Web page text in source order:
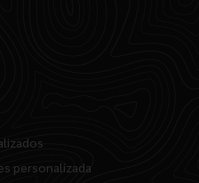
personalizada